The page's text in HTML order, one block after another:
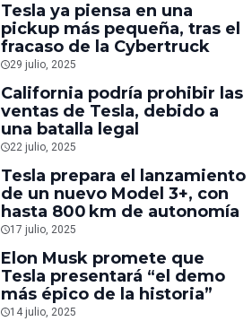
Tesla ya piensa en una
pickup más pequeña, tras el
fracaso de la Cybertruck
29 julio, 2025
California podría prohibir las
ventas de Tesla, debido a
una batalla legal
22 julio, 2025
Tesla prepara el lanzamiento
de un nuevo Model 3+, con
hasta 800 km de autonomía
17 julio, 2025
Elon Musk promete que
Tesla presentará “el demo
más épico de la historia”
14 julio, 2025